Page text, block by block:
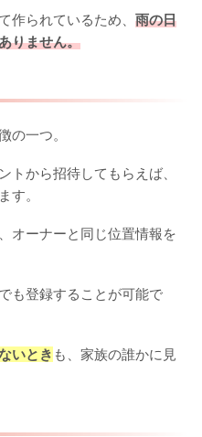
作られているため、 雨の日
りません。
の一つ。
トから招待してもらえば、
す。
オーナーと同じ位置情報を
も登録することが可能で
いとき も、家族の誰かに見